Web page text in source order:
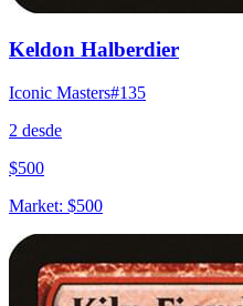
Keldon Halberdier
Iconic Masters#135
2 desde
$500
Market: $500